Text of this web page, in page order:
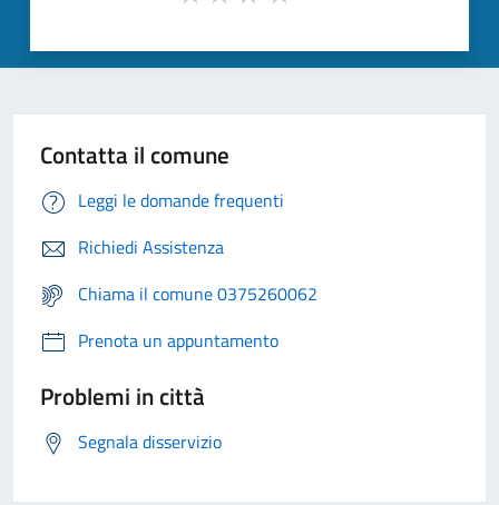
Contatta il comune
Leggi le domande frequenti
Richiedi Assistenza
Chiama il comune 0375260062
Prenota un appuntamento
Problemi in città
Segnala disservizio